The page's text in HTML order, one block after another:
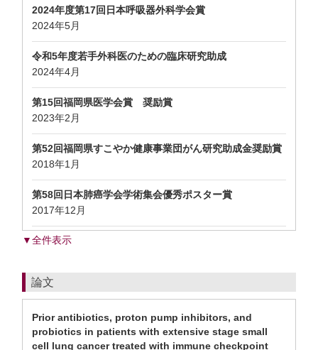
2024年度第17回日本呼吸器外科学会賞
2024年5月
令和5年度若手外科医のための臨床研究助成
2024年4月
第15回福岡県医学会賞 奨励賞
2023年2月
第52回福岡県すこやか健康事業団がん研究助成金奨励賞
2018年1月
第58回日本肺癌学会学術集会優秀ポスター賞
2017年12月
▼全件表示
論文
Prior antibiotics, proton pump inhibitors, and
probiotics in patients with extensive stage small
cell lung cancer treated with immune checkpoint